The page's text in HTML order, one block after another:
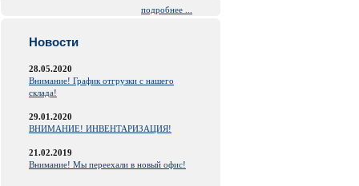
подробнее ...
Новости
28.05.2020
Внимание! График отгрузки с нашего
склада!
29.01.2020
ВНИМАНИЕ! ИНВЕНТАРИЗАЦИЯ!
21.02.2019
Внимание! Мы переехали в новый офис!